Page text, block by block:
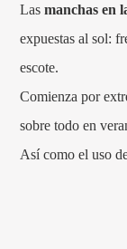
Lasmanchas en
expuestas al sol:
escote.
Comienza por
sobre todo en
Así como el uso